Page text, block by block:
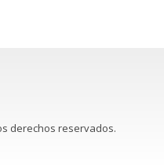
derechos reservados.